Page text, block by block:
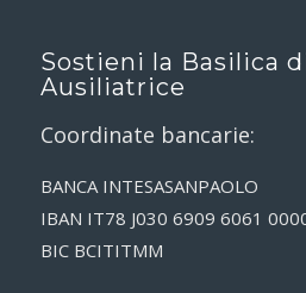
Sostieni la Basilica
Ausiliatrice
Coordinate bancarie:
BANCA INTESASANPAOLO
IBAN IT78 J030 6909 6061
BIC BCITITMM